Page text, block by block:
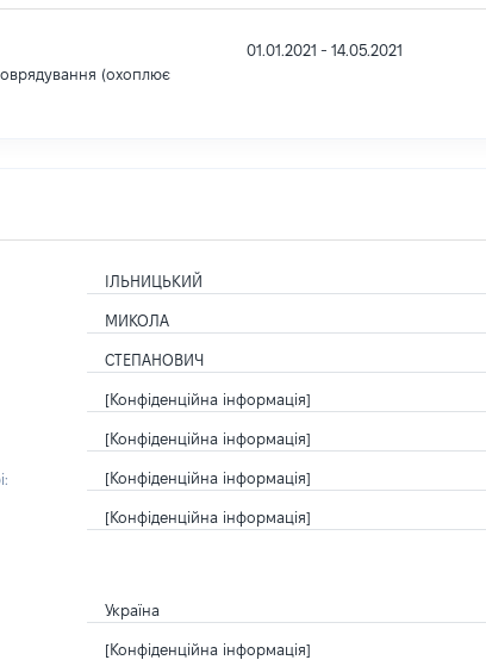
(охоплює
01.01.2021 - 14.05.2021
ІЛЬНИЦЬКИЙ
МИКОЛА
СТЕПАНОВИЧ
[Конфіденційна інформація]
[Конфіденційна інформація]
[Конфіденційна інформація]
[Конфіденційна інформація]
Україна
[Конфіденційна інформація]